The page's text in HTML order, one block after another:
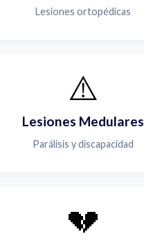
Lesiones ortopédicas
⚠️
Lesiones Medulares
Parálisis y discapacidad
💔